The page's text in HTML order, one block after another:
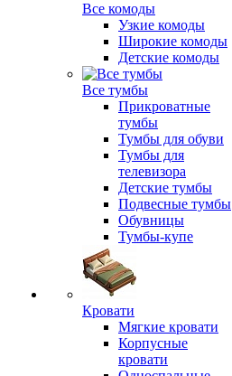
Все комоды
Узкие комоды
Широкие комоды
Детские комоды
Все тумбы
Прикроватные
тумбы
Тумбы для обуви
Тумбы для
телевизора
Детские тумбы
Подвесные тумбы
Обувницы
Тумбы-купе
Кровати
Мягкие кровати
Корпусные
кровати